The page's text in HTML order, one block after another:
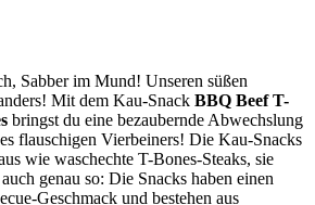
Sabber im Mund! Unseren süßen
Mit dem Kau-Snack BBQ Beef T-
bringst du eine bezaubernde Abwechslung
flauschigen Vierbeiners! Die Kau-Snacks
wie waschechte T-Bones-Steaks, sie
genau so: Die Snacks haben einen
Geschmack und bestehen aus